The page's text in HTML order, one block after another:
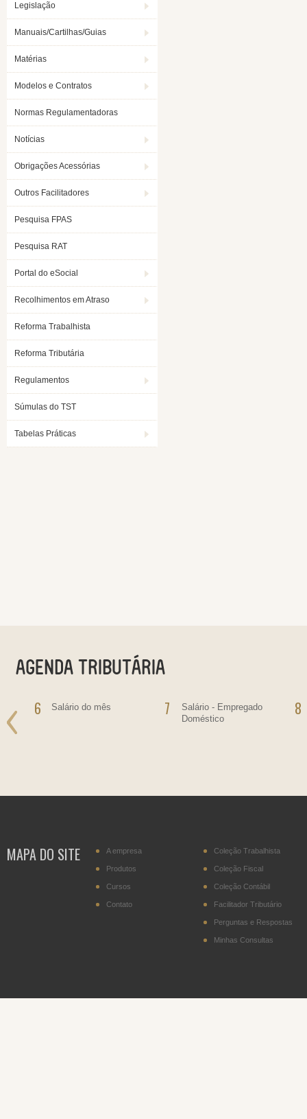
Legislação
Manuais/Cartilhas/Guias
Matérias
Modelos e Contratos
Normas Regulamentadoras
Notícias
Obrigações Acessórias
Outros Facilitadores
Pesquisa FPAS
Pesquisa RAT
Portal do eSocial
Recolhimentos em Atraso
Reforma Trabalhista
Reforma Tributária
Regulamentos
Súmulas do TST
Tabelas Práticas
6 Salário do mês 7
Salário - Empregado
Doméstico
8
MAPA DO SITE A empresa
Produtos
Cursos
Contato
Coleção Trabalhista
Coleção Fiscal
Coleção Contábil
Facilitador Tributário
Perguntas e Respostas
Minhas Consultas